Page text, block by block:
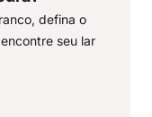
defina o
seu lar